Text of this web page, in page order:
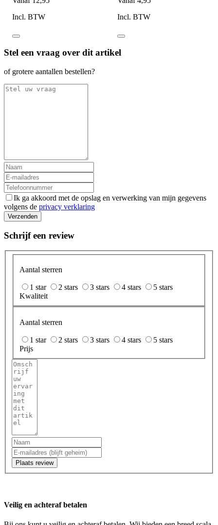
Incl. BTW
Incl. BTW
Stel een vraag over dit artikel
of grotere aantallen bestellen?
Ik ga akkoord met de opslag en verwerking van mijn gegevens
volgens de privacy verklaring
Verzenden
Schrijf een review
Aantal sterren
1 star 2 stars 3 stars 4 stars
5 stars
Kwaliteit
Aantal sterren
1 star 2 stars 3 stars 4 stars
5 stars
Prijs
Plaats review
Veilig en achteraf betalen